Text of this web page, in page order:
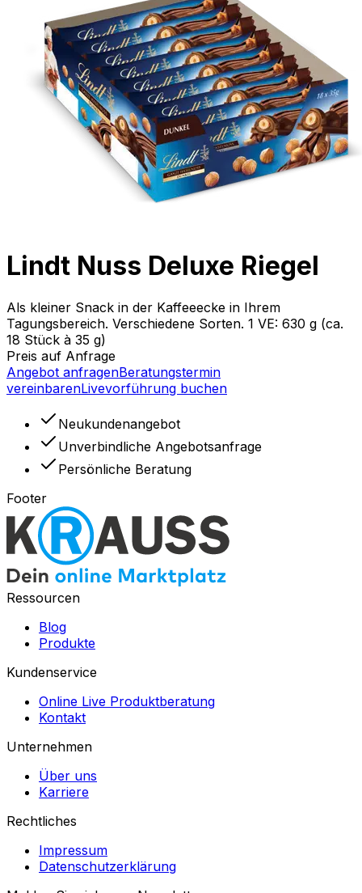
Lindt Nuss Deluxe Riegel
Als kleiner Snack in der Kaffeeecke in Ihrem
Tagungsbereich. Verschiedene Sorten. 1 VE: 630 g (ca.
18 Stück à 35 g)
Preis auf Anfrage
Angebot anfragenBeratungstermin
vereinbarenLivevorführung buchen
Neukundenangebot
Unverbindliche Angebotsanfrage
Persönliche Beratung
Footer
Ressourcen
Blog
Produkte
Kundenservice
Online Live Produktberatung
Kontakt
Unternehmen
Über uns
Karriere
Rechtliches
Impressum
Datenschutzerklärung